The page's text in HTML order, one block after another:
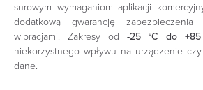
surowym wymaganiom aplikacji
dodatkową gwarancję
wibracjami. Zakresy od -25 °C do
niekorzystnego wpływu na urządzenie
dane.